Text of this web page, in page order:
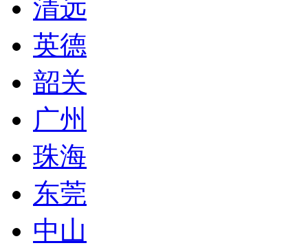
清远
英德
韶关
广州
珠海
东莞
中山